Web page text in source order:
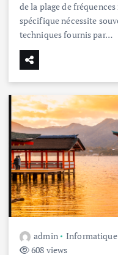
de la plage de
spécifique nécessite
techniques fournis par…
admin
608 views